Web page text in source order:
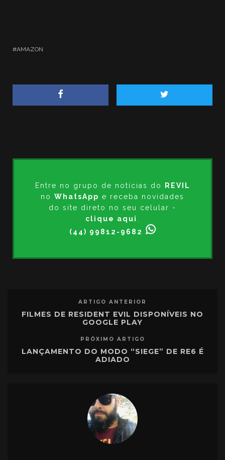
AMAZON
Entre no grupo de notícias do REVIL
no WhatsApp e receba novidades
do site direto no seu celular -
clique aqui
(44) 99812-9682
ARTIGO ANTERIOR
FILMES DE RESIDENT EVIL DISPONÍVEIS NO
GOOGLE PLAY
PRÓXIMO ARTIGO
LANÇAMENTO DO MODO “SIEGE” DE RE6 É
ADIADO